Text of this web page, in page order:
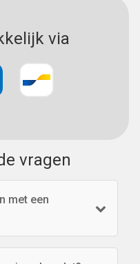
via
vragen
met een
mogelijk om
Ook niet